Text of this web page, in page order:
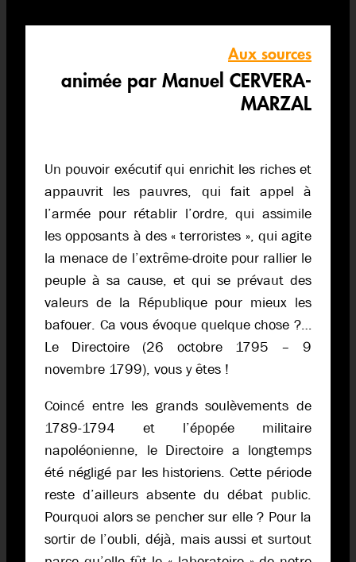
Aux sources
animée par Manuel CERVERA-
MARZAL
Un pouvoir exécutif qui enrichit les riches et
appauvrit les pauvres, qui fait appel à
l’armée pour rétablir l’ordre, qui assimile
les opposants à des « terroristes », qui agite
la menace de l’extrême-droite pour rallier le
peuple à sa cause, et qui se prévaut des
valeurs de la République pour mieux les
bafouer. Ca vous évoque quelque chose ?…
Le Directoire (26 octobre 1795 – 9
novembre 1799), vous y êtes !
Coincé entre les grands soulèvements de
1789-1794 et l’épopée militaire
napoléonienne, le Directoire a longtemps
été négligé par les historiens. Cette période
reste d’ailleurs absente du débat public.
Pourquoi alors se pencher sur elle ? Pour la
sortir de l’oubli, déjà, mais aussi et surtout